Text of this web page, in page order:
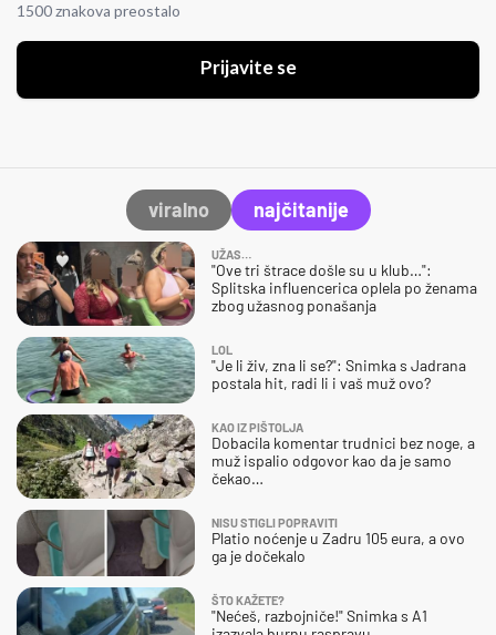
1500 znakova preostalo
Prijavite se
viralno najčitanije
UŽAS…
"Ove tri štrace došle su u klub…":
Splitska influencerica oplela po ženama
zbog užasnog ponašanja
LOL
"Je li živ, zna li se?": Snimka s Jadrana
postala hit, radi li i vaš muž ovo?
KAO IZ PIŠTOLJA
Dobacila komentar trudnici bez noge, a
muž ispalio odgovor kao da je samo
čekao…
NISU STIGLI POPRAVITI
Platio noćenje u Zadru 105 eura, a ovo
ga je dočekalo
ŠTO KAŽETE?
"Nećeš, razbojniče!" Snimka s A1